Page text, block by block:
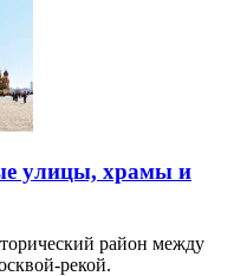
улицы, храмы и
район между
рекой.